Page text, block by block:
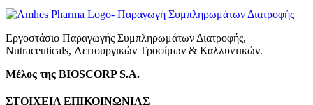
Εργοστάσιο Παραγωγής Συμπληρωμάτων Διατροφής,
Νutraceuticals, Λειτουργικών Τροφίμων & Καλλυντικών.
Μέλος της BIOSCORP S.A.
ΣΤΟΙΧΕΙΑ ΕΠΙΚΟΙΝΩΝΙΑΣ